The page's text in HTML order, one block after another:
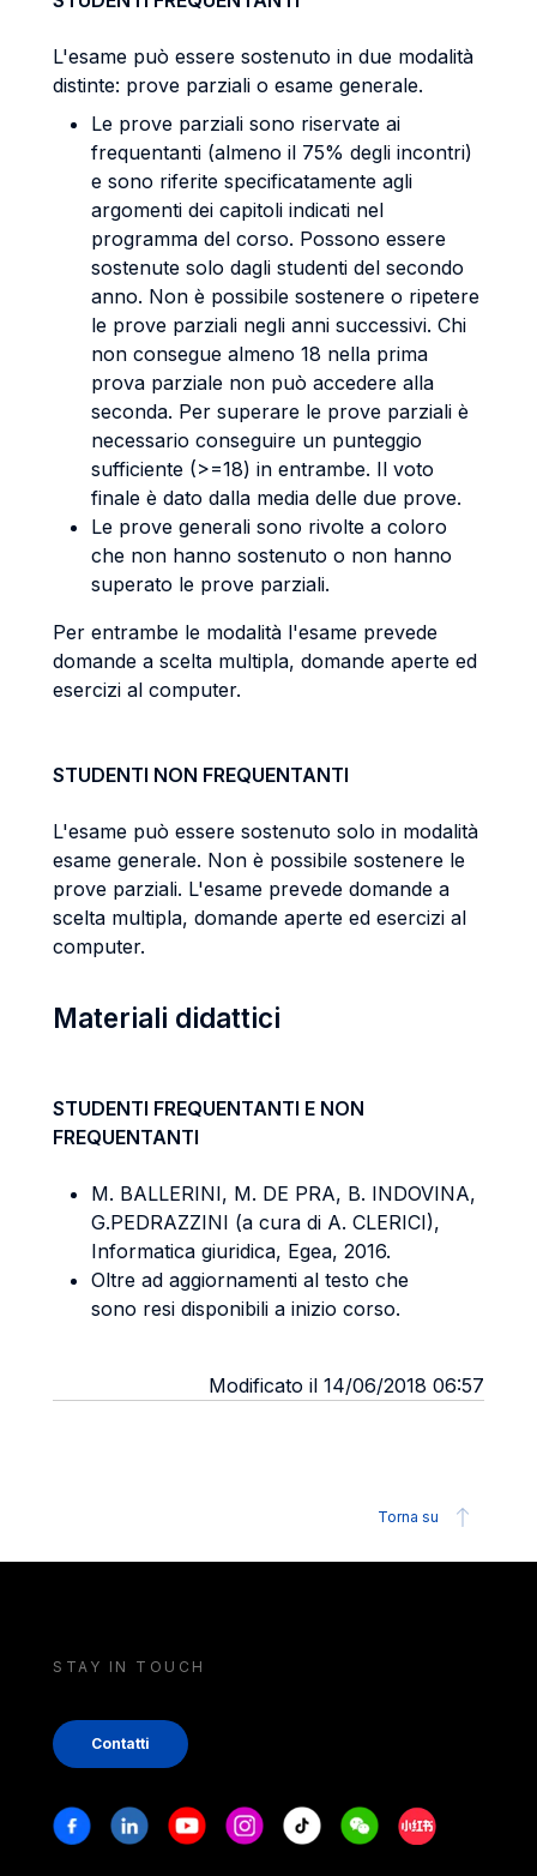
L'esame può essere sostenuto in due modalità
distinte: prove parziali o esame generale.
Le prove parziali sono riservate ai
frequentanti (almeno il 75% degli incontri)
e sono riferite specificatamente agli
argomenti dei capitoli indicati nel
programma del corso. Possono essere
sostenute solo dagli studenti del secondo
anno. Non è possibile sostenere o ripetere
le prove parziali negli anni successivi. Chi
non consegue almeno 18 nella prima
prova parziale non può accedere alla
seconda. Per superare le prove parziali è
necessario conseguire un punteggio
sufficiente (>=18) in entrambe. Il voto
finale è dato dalla media delle due prove.
Le prove generali sono rivolte a coloro
che non hanno sostenuto o non hanno
superato le prove parziali.
Per entrambe le modalità l'esame prevede
domande a scelta multipla, domande aperte ed
esercizi al computer.
STUDENTI NON FREQUENTANTI
L'esame può essere sostenuto solo in modalità
esame generale. Non è possibile sostenere le
prove parziali. L'esame prevede domande a
scelta multipla, domande aperte ed esercizi al
computer.
Materiali didattici
STUDENTI FREQUENTANTI E NON
FREQUENTANTI
M. BALLERINI, M. DE PRA, B. INDOVINA,
G.PEDRAZZINI (a cura di A. CLERICI),
Informatica giuridica, Egea, 2016.
Oltre ad aggiornamenti al testo che
sono resi disponibili a inizio corso.
Modificato il 14/06/2018 06:57
Torna su
STAY IN TOUCH
Contatti
Stay in touch
FacebookLinkedinYoutubeInstagram
Tiktok WeechatXiaohongshu/